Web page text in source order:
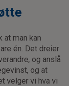
man kan
én. Det dreier
og anslå
og at
velger vi hva vi